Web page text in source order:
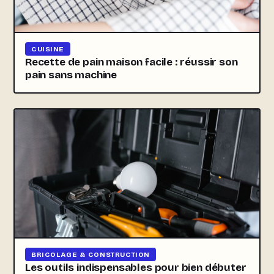
CUISINE
Recette de pain maison facile : réussir son
pain sans machine
BRICOLAGE & CONSTRUCTION
Les outils indispensables pour bien débuter